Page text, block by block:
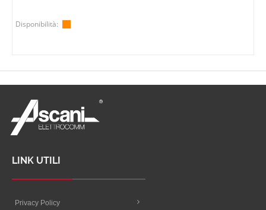
Disponibilità:
LINK UTILI
Privacy Policy